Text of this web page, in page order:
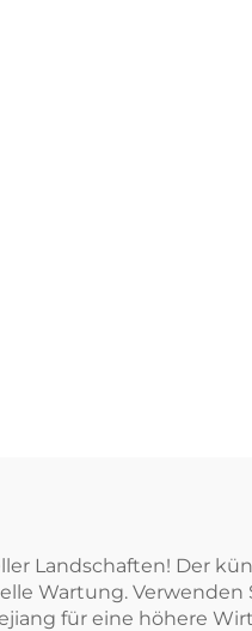
Landschaften! Der
Wartung.
für eine höhere